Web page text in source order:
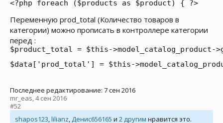
<?php foreach ($products as $product) { ?>
Переменную prod_total (Количество товаров в
категории) можно прописать в контроллере категории
перед :
$product_total = $this-
$data['prod_total'] = $this-
Последнее редактирование: 7 сен 2016
mr_eas,4 сен 2016
#52
shapos123,lilianz,Денис656165 и 2 другим нравится это.